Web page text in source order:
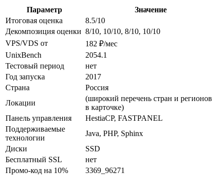
Параметр
Значение
Итоговая оценка
8.5/10
Декомпозиция оценки 8/10, 10/10, 8/10, 10/10
VPS/VDS от
182 ₽/мес
UnixBench
2054.1
Тестовый период
нет
Год запуска
2017
Страна
Россия
Локации
(широкий перечень стран и регионов
в карточке)
Панель управления
HestiaCP, FASTPANEL
Поддерживаемые
технологии
Java, PHP, Sphinx
Диски
SSD
Бесплатный SSL
нет
Промо-код на 10%
3369_96271